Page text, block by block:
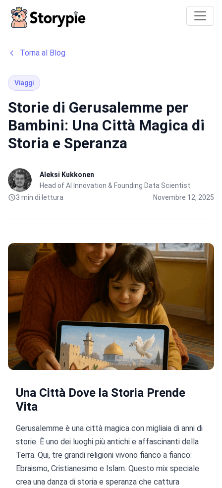
Torna al Blog
Viaggi
Storie di Gerusalemme per
Bambini: Una Città Magica di
Storia e Speranza
Aleksi Kukkonen
Head of AI Innovation & Founding Data Scientist
3 min di lettura
Novembre 12, 2025
Una Città Dove la Storia Prende
Vita
Gerusalemme è una città magica con migliaia di anni di
storie. È uno dei luoghi più antichi e affascinanti della
Terra. Qui, tre grandi religioni vivono fianco a fianco:
Ebraismo, Cristianesimo e Islam. Questo mix speciale
crea una danza di storia e speranza che cattura